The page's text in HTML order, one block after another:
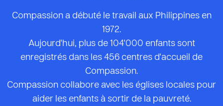
Compassion a débuté le travail aux Philippines en
1972.
Aujourd'hui, plus de 104'000 enfants sont
enregistrés dans les 456 centres d'accueil de
Compassion.
Compassion collabore avec les églises locales pour
aider les enfants à sortir de la pauvreté.